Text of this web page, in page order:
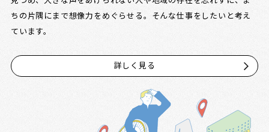
ちの片隅にまで想像力をめぐらせる。そんな仕事をしたいと考え
ています。
詳しく見る